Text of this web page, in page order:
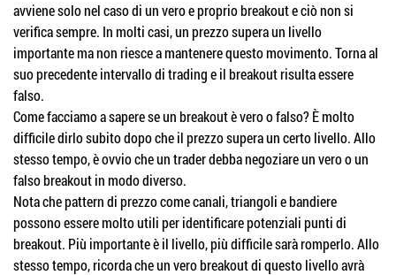
avviene solo nel caso di un vero e proprio breakout e ciò non si
verifica sempre. In molti casi, un prezzo supera un livello
importante ma non riesce a mantenere questo movimento. Torna al
suo precedente intervallo di trading e il breakout risulta essere
falso.
Come facciamo a sapere se un breakout è vero o falso? È molto
difficile dirlo subito dopo che il prezzo supera un certo livello. Allo
stesso tempo, è ovvio che un trader debba negoziare un vero o un
falso breakout in modo diverso.
Nota che pattern di prezzo come canali, triangoli e bandiere
possono essere molto utili per identificare potenziali punti di
breakout. Più importante è il livello, più difficile sarà romperlo. Allo
stesso tempo, ricorda che un vero breakout di questo livello avrà